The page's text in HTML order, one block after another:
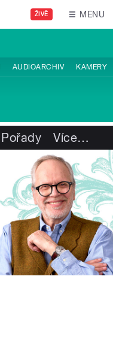
ŽIVĚ MENU
AUDIOARCHIV KAMERY
Pořady Více…